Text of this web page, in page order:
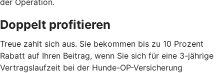
Doppelt profitieren
Treue zahlt sich aus. Sie bekommen bis zu 10 Prozent
Rabatt auf Ihren Beitrag, wenn Sie sich für eine 3-jährige
Vertragslaufzeit bei der Hunde-OP-Versicherung